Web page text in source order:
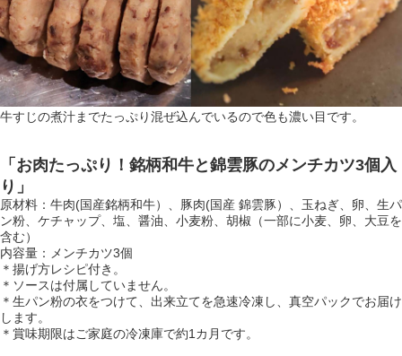
牛すじの煮汁までたっぷり混ぜ込んでいるので色も濃い目です。
「お肉たっぷり！銘柄和牛と錦雲豚のメンチカツ3個入
り」
原材料：牛肉(国産銘柄和牛）、豚肉(国産 錦雲豚）、玉ねぎ、卵、生パ
ン粉、ケチャップ、塩、醤油、小麦粉、胡椒（一部に小麦、卵、大豆を
含む）
内容量：メンチカツ3個
＊揚げ方レシピ付き。
＊ソースは付属していません。
＊生パン粉の衣をつけて、出来立てを急速冷凍し、真空パックでお届け
します。
＊賞味期限はご家庭の冷凍庫で約1カ月です。